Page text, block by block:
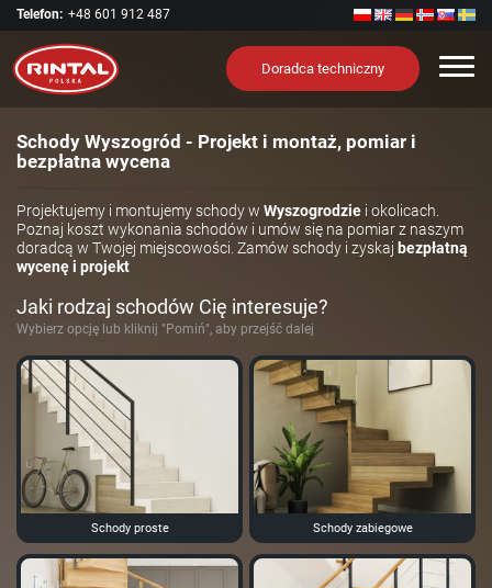
Telefon: +48 601 912 487
Doradca techniczny
Schody Wyszogród - Projekt i montaż, pomiar i
bezpłatna wycena
Projektujemy i montujemy schody w Wyszogrodzie i okolicach.
Poznaj koszt wykonania schodów i umów się na pomiar z naszym
doradcą w Twojej miejscowości. Zamów schody i zyskaj bezpłatną
wycenę i projekt
Jaki rodzaj schodów Cię interesuje?
Wybierz opcję lub kliknij "Pomiń", aby przejść dalej
Schody proste Schody zabiegowe